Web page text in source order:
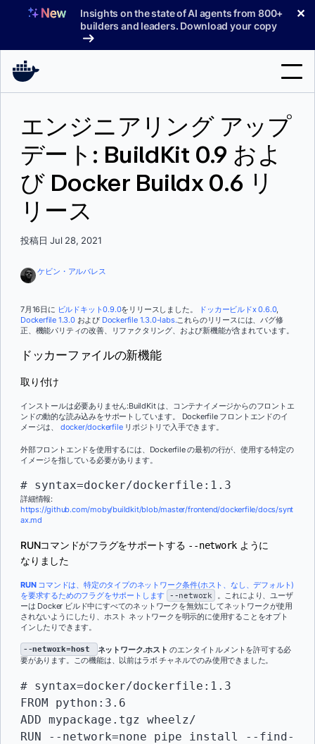
へ
Insights on the state of AI agents from 800+
builders and leaders. Download your copy
✕
サポート
料金プラン
索
エンジニアリング アップ
デート: BuildKit 0.9 およ
び Docker Buildx 0.6 リ
リース
投稿日 Jul 28, 2021
ケビン・アルバレス
7月16日に ビルドキット0.9.0をリリースしました。 ドッカービルドx 0.6.0,
Dockerfile 1.3.0および Dockerfile 1.3.0-labs.これらのリリースには、バグ修
正、機能パリティの改善、リファクタリング、および新機能が含まれています。
ドッカーファイルの新機能
取り付け
インストールは必要ありません:BuildKit は、コンテナイメージからのフロントエ
ンドの動的な読み込みをサポートしています。 Dockerfile フロントエンドのイ
メージは、
docker/dockerfileリポジトリで入手できます。
外部フロントエンドを使用するには、Dockerfile の最初の行が、使用する特定の
イメージを指している必要があります。
# syntax=docker/dockerfile:1.3
詳細情報:
https://github.com/moby/buildkit/blob/master/frontend/dockerfile/docs/synt
ax.md
RUNコマンドがフラグをサポートする --network ように
なりました
RUN コマンドは、特定のタイプのネットワーク条件(ホスト、なし、デフォルト)
を要求するためのフラグをサポートします --network
。これにより、ユーザ
ーは Docker ビルド中にすべてのネットワークを無効にしてネットワークが使用
されないようにしたり、ホスト ネットワークを明示的に使用することをオプト
インしたりできます。
--network=host ネットワーク.ホスト のエンタイトルメントを許可する必
要があります。この機能は、以前はラボ チャネルでのみ使用できました。
# syntax=docker/dockerfile:1.3
FROM python:3.6
ADD mypackage.tgz wheelz/
RUN --network=none pipe install --find-